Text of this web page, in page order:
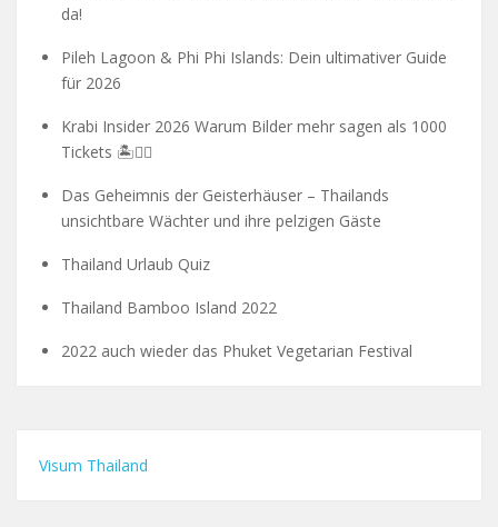
da!
Pileh Lagoon & Phi Phi Islands: Dein ultimativer Guide
für 2026
Krabi Insider 2026 Warum Bilder mehr sagen als 1000
Tickets 🏝️🧗‍♂️
Das Geheimnis der Geisterhäuser – Thailands
unsichtbare Wächter und ihre pelzigen Gäste
Thailand Urlaub Quiz
Thailand Bamboo Island 2022
2022 auch wieder das Phuket Vegetarian Festival
Visum Thailand